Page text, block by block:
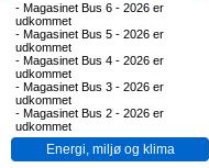
- Magasinet Bus 6 - 2026 er
udkommet
- Magasinet Bus 5 - 2026 er
udkommet
- Magasinet Bus 4 - 2026 er
udkommet
- Magasinet Bus 3 - 2026 er
udkommet
- Magasinet Bus 2 - 2026 er
udkommet
Energi, miljø og klima